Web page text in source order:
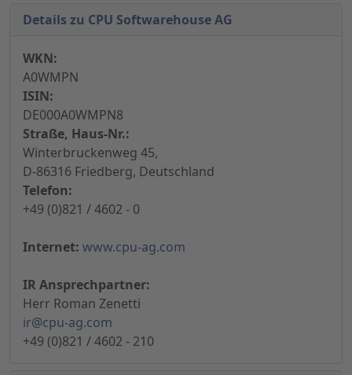
Details zu CPU Softwarehouse AG
WKN:
A0WMPN
ISIN:
DE000A0WMPN8
Straße, Haus-Nr.:
Winterbruckenweg 45,
D-86316 Friedberg, Deutschland
Telefon:
+49 (0)821 / 4602 - 0
Internet: www.cpu-ag.com
IR Ansprechpartner:
Herr Roman Zenetti
ir@cpu-ag.com
+49 (0)821 / 4602 - 210